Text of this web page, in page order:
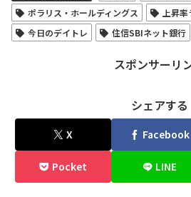
ポラリス・ホールディングス
上昇率
今日のデイトレ
住信SBIネット銀行
スポンサーリ
シェアする
X Facebook
Pocket LINE